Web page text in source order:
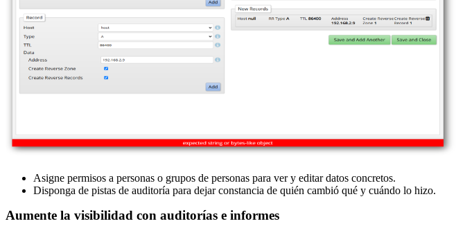
Asigne permisos a personas o grupos de personas para ver y editar datos concretos.
Disponga de pistas de auditoría para dejar constancia de quién cambió qué y cuándo lo hizo.
Aumente la visibilidad con auditorías e informes